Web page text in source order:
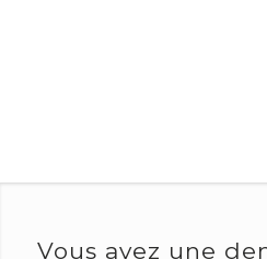
Vous avez une